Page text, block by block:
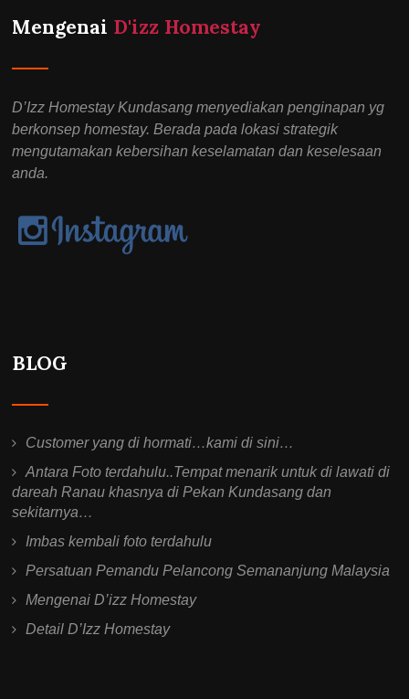
Mengenai D'izz Homestay
D’Izz Homestay Kundasang menyediakan penginapan yg
berkonsep homestay. Berada pada lokasi strategik
mengutamakan kebersihan keselamatan dan keselesaan
anda.
BLOG
Customer yang di hormati…kami di sini…
Antara Foto terdahulu..Tempat menarik untuk di lawati di
dareah Ranau khasnya di Pekan Kundasang dan
sekitarnya…
Imbas kembali foto terdahulu
Persatuan Pemandu Pelancong Semananjung Malaysia
Mengenai D’izz Homestay
Detail D’Izz Homestay